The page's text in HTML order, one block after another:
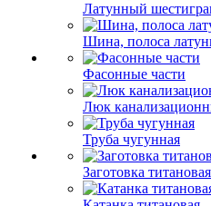
Латунный
Шина, полоса
Фасонные части
Люк
Труба чугунная
Заготовка титановая